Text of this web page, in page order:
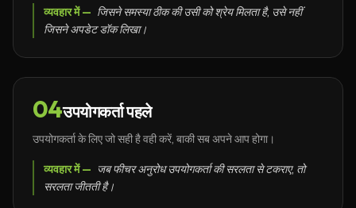
व्यवहार में — जिसने समस्या ठीक की उसी को श्रेय मिलता है, उसे नहीं
जिसने अपडेट डॉक लिखा।
04उपयोगकर्ता पहले
उपयोगकर्ता के लिए जो सही है वही करें, बाकी सब अपने आप होगा।
व्यवहार में — जब फीचर अनुरोध उपयोगकर्ता की सरलता से टकराए, तो
सरलता जीतती है।